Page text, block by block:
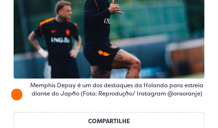
Memphis Depay é um dos destaques da Holanda para estreia
diante do Japão (Foto: Reprodução/ Instagram @onsoranje)
COMPARTILHE